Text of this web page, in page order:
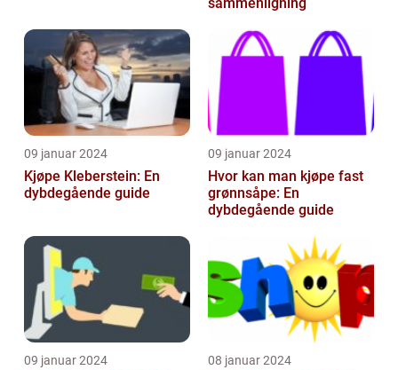
09 januar 2024
Kjøpe Kleberstein: En
dybdegående guide
09 januar 2024
Hvor kan man kjøpe fast
grønnsåpe: En
dybdegående guide
09 januar 2024 08 januar 2024